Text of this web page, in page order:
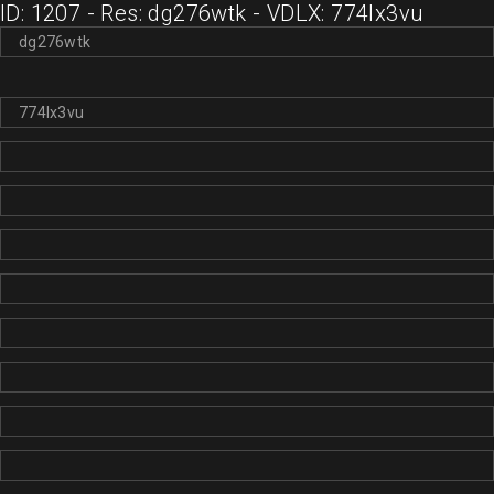
ID: 1207 - Res: dg276wtk - VDLX: 774lx3vu